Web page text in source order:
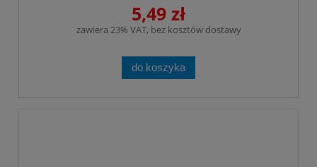
5,49 zł
zawiera 23% VAT, bez kosztów dostawy
do koszyka